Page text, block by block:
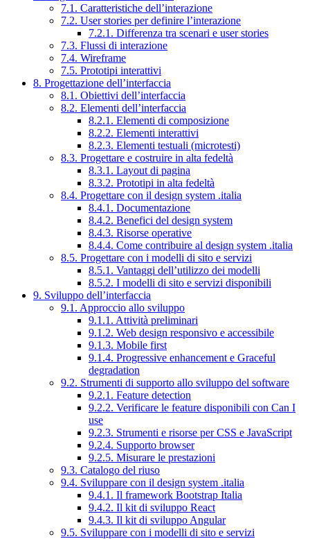
7.1. Caratteristiche dell’interazione
7.2. User stories per definire l’interazione
7.2.1. Differenza tra scenari e user stories
7.3. Flussi di interazione
7.4. Wireframe
7.5. Prototipi interattivi
8. Progettazione dell’interfaccia
8.1. Obiettivi dell’interfaccia
8.2. Elementi dell’interfaccia
8.2.1. Elementi di composizione
8.2.2. Elementi interattivi
8.2.3. Elementi testuali (microtesti)
8.3. Progettare e costruire in alta fedeltà
8.3.1. Layout di pagina
8.3.2. Prototipi in alta fedeltà
8.4. Progettare con il design system .italia
8.4.1. Documentazione
8.4.2. Benefici del design system
8.4.3. Risorse operative
8.4.4. Come contribuire al design system .italia
8.5. Progettare con i modelli di sito e servizi
8.5.1. Vantaggi dell’utilizzo dei modelli
8.5.2. I modelli di sito e servizi disponibili
9. Sviluppo dell’interfaccia
9.1. Approccio allo sviluppo
9.1.1. Attività preliminari
9.1.2. Web design responsivo e accessibile
9.1.3. Mobile first
9.1.4. Progressive enhancement e Graceful
degradation
9.2. Strumenti di supporto allo sviluppo del software
9.2.1. Feature detection
9.2.2. Verificare le feature disponibili con Can I
use
9.2.3. Strumenti e risorse per CSS e JavaScript
9.2.4. Supporto browser
9.2.5. Misurare le prestazioni
9.3. Catalogo del riuso
9.4. Sviluppare con il design system .italia
9.4.1. Il framework Bootstrap Italia
9.4.2. Il kit di sviluppo React
9.4.3. Il kit di sviluppo Angular
9.5. Sviluppare con i modelli di sito e servizi